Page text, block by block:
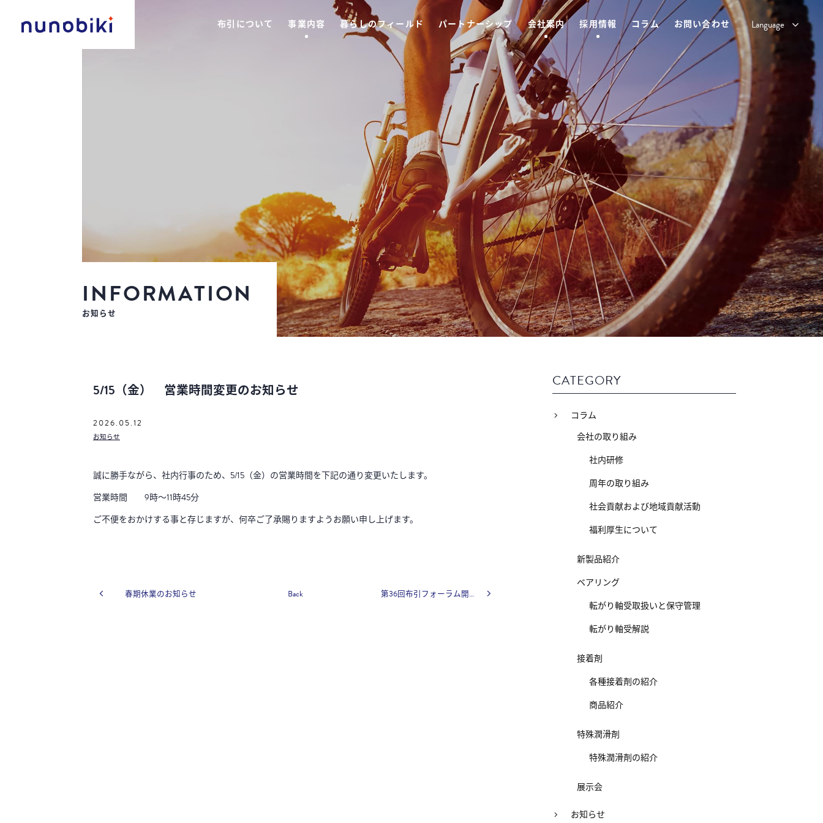
布引について 事業内容 暮らしのフィールド パートナーシップ 会社案内 採用情報 コラム お問い合わせ Language
INFORMATION
お知らせ
5/15（金） 営業時間変更のお知らせ
2026.05.12
お知らせ
誠に勝手ながら、社内行事のため、5/15（金）の営業時間を下記の通り変更いたします。
営業時間 9時～11時45分
ご不便をおかけする事と存じますが、何卒ご了承賜りますようお願い申し上げます。
春期休業のお知らせ Back 第36回布引フォーラム開催のご報告
CATEGORY
コラム
会社の取り組み
社内研修
周年の取り組み
社会貢献および地域貢献活動
福利厚生について
新製品紹介
ベアリング
転がり軸受取扱いと保守管理
転がり軸受解説
接着剤
各種接着剤の紹介
商品紹介
特殊潤滑剤
特殊潤滑剤の紹介
展示会
お知らせ